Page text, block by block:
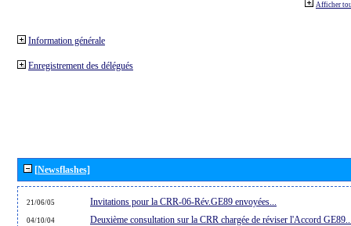
Afficher
Information générale
Enregistrement des délégués
[Newsflashes]
21/06/05 Invitations pour la CRR-06-Rév.GE89 envoyées...
04/10/04 Deuxième consultation sur la CRR chargée de réviser l'Accord